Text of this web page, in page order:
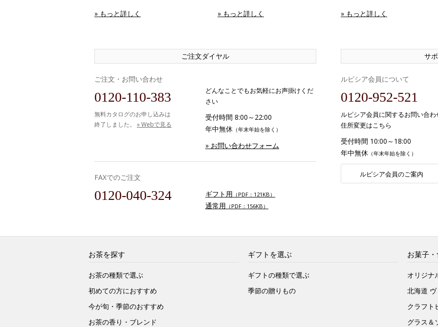
» もっと詳しく » もっと詳しく » もっと詳しく
ご注文ダイヤル
ご注文・お問い合わせ
0120-110-383
無料カタログのお申し込みは
終了しました。 » Webで見る
どんなことでもお気軽にお声掛けくだ
さい
受付時間 8:00～22:00
年中無休 （年末年始を除く）
» お問い合わせフォーム
FAXでのご注文
0120-040-324 ギフト用 （PDF：121KB）
通常用 （PDF：156KB）
サ
ルピシア会員について
0120-952-521
ルピシア会員に関するお問い合わ
住所変更はこちら
受付時間 10:00～18:00
年中無休 （年末年始を除く）
ルピシア会員のご案内
お茶を探す
お茶の種類で選ぶ
初めての方におすすめ
今が旬・季節のおすすめ
お茶の香り・ブレンド
ギフトを選ぶ
ギフトの種類で選ぶ
季節の贈りもの
お菓子
オリジナ
北海道
クラフト
グラス＆